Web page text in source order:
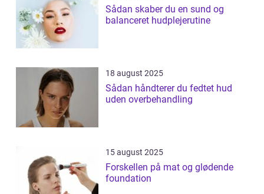
Sådan skaber du en sund og
balanceret hudplejerutine
18 august 2025
Sådan håndterer du fedtet hud
uden overbehandling
15 august 2025
Forskellen på mat og glødende
foundation